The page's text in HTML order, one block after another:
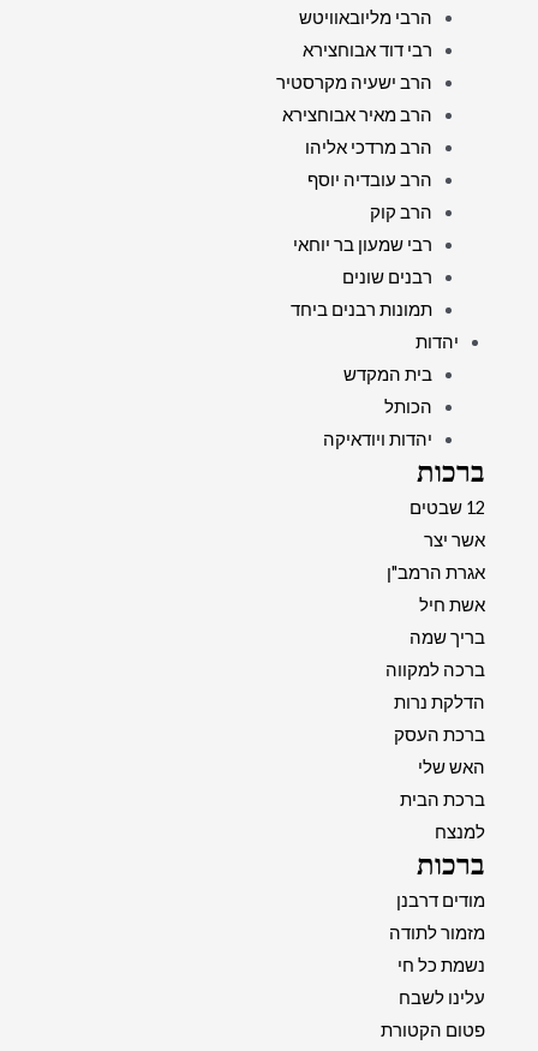
הרבי מליובאוויטש
רבי דוד אבוחצירא
הרב ישעיה מקרסטיר
הרב מאיר אבוחצירא
הרב מרדכי אליהו
הרב עובדיה יוסף
הרב קוק
רבי שמעון בר יוחאי
רבנים שונים
תמונות רבנים ביחד
יהדות
בית המקדש
הכותל
יהדות ויודאיקה
ברכות
12 שבטים
אשר יצר
אגרת הרמב"ן
אשת חיל
בריך שמה
ברכה למקווה
הדלקת נרות
ברכת העסק
האש שלי
ברכת הבית
למנצח
ברכות
מודים דרבנן
מזמור לתודה
נשמת כל חי
עלינו לשבח
פטום הקטורת